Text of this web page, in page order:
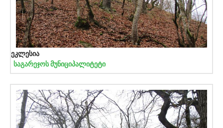
ეკლესია
საგარეჯოს მუნიციპალიტეტი